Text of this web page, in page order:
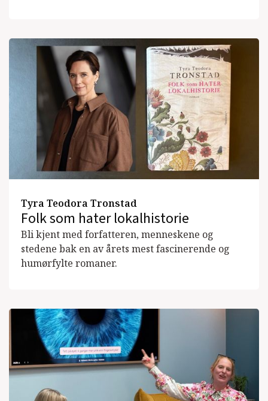
Tyra Teodora Tronstad
Folk som hater lokalhistorie
Bli kjent med forfatteren, menneskene og
stedene bak en av årets mest fascinerende og
humørfylte romaner.